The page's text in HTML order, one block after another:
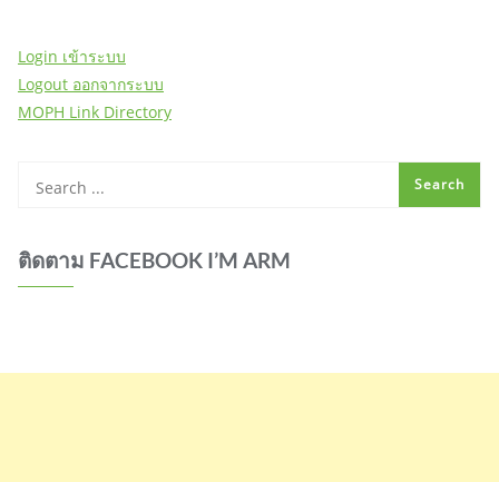
Login เข้าระบบ
Logout ออกจากระบบ
MOPH Link Directory
ติดตาม FACEBOOK I’M ARM